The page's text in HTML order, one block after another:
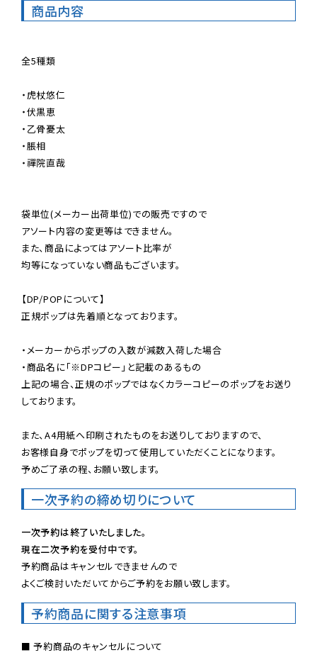
商品内容
全5種類
・虎杖悠仁
・伏黒恵
・乙骨憂太
・脹相
・禪院直哉
袋単位(メーカー出荷単位)での販売ですので
アソート内容の変更等はできません。
また、商品によってはアソート比率が
均等になっていない商品もございます。
【DP/POPについて】
正規ポップは先着順となっております。
・メーカーからポップの入数が減数入荷した場合
・商品名に「※DPコピー」と記載のあるもの
上記の場合、正規のポップではなくカラーコピーのポップをお送り
しております。
また、A4用紙へ印刷されたものをお送りしておりますので、
お客様自身でポップを切って使用していただくことになります。
予めご了承の程、お願い致します。
一次予約の締め切りについて
一次予約は終了いたしました。
現在二次予約を受付中です。
予約商品はキャンセルできませんので
よくご検討いただいてからご予約をお願い致します。
予約商品に関する注意事項